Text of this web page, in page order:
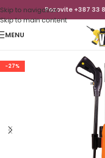
Skip to navigation
Skip to main content
Pozovite +387 33
MENU
-27%